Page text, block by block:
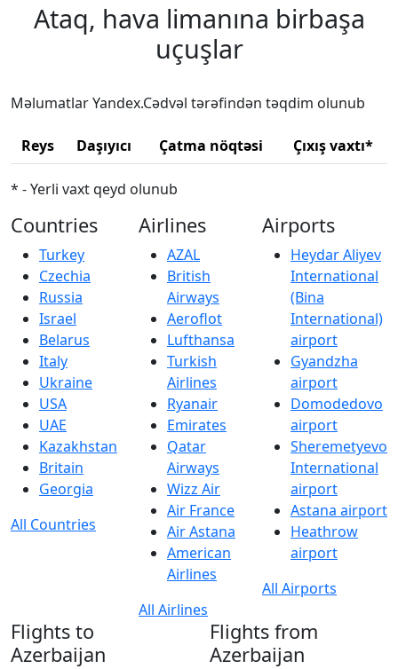
Ataq, hava limanına birbaşa
uçuşlar
Məlumatlar Yandex.Cədvəl tərəfindən təqdim olunub
Reys Daşıyıcı Çatma nöqtəsi Çıxış vaxtı*
* - Yerli vaxt qeyd olunub
Countries
Turkey
Czechia
Russia
Israel
Belarus
Italy
Ukraine
USA
UAE
Kazakhstan
Britain
Georgia
All Countries
Airlines
AZAL
British
Airways
Aeroflot
Lufthansa
Turkish
Airlines
Ryanair
Emirates
Qatar
Airways
Wizz Air
Air France
Air Astana
American
Airlines
All Airlines
Airports
Heydar Aliyev
International
(Bina
International)
airport
Gyandzha
airport
Domodedovo
airport
Sheremetyevo
International
airport
Astana airport
Heathrow
airport
All Airports
Flights to
Azerbaijan
Flights from
Azerbaijan